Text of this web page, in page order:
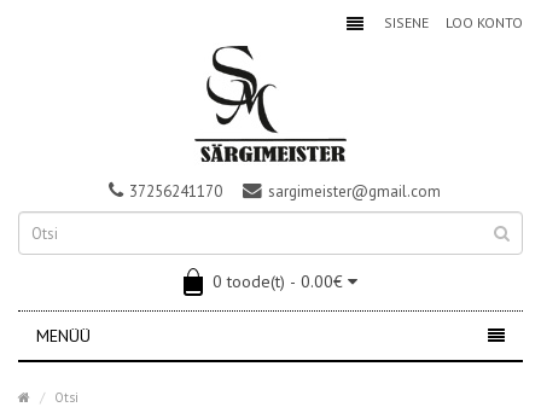
SISENE LOO KONTO
37256241170 sargimeister@gmail.com
0 toode(t) - 0.00€
MENÜÜ
Otsi